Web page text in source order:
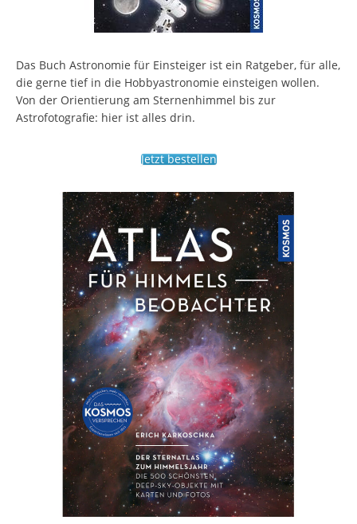
Das Buch Astronomie für Einsteiger ist ein Ratgeber, für alle,
die gerne tief in die Hobbyastronomie einsteigen wollen.
Von der Orientierung am Sternenhimmel bis zur
Astrofotografie: hier ist alles drin.
Jetzt bestellen